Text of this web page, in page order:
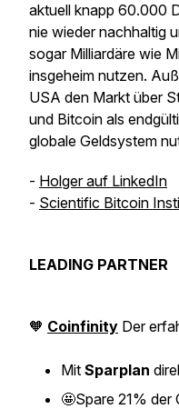
aktuell knapp 60.000
nie wieder nachhaltig
sogar Milliardäre wie
insgeheim nutzen.
USA den Markt über
und Bitcoin als
globale Geldsystem
- Holger auf LinkedIn
- Scientific Bitcoin
LEADING PARTNER
🧡 Coinfinity Der
Mit Sparplan
🤩Spare 21% der